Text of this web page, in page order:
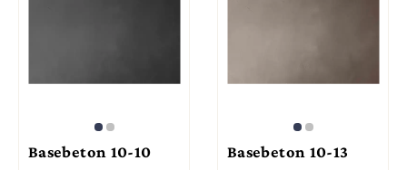
Basebeton 10-10
Basebeton 10-13